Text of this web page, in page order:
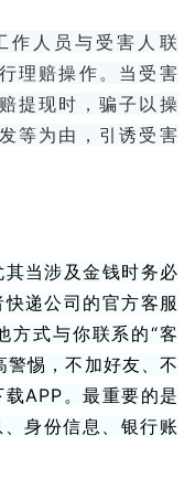
作人员与受害人联
理赔操作。当受害
提现时，骗子以操
等为由，引诱受害
当涉及金钱时务必
递公司的官方客服
方式与你联系的“客
警惕，不加好友、不
APP。最重要的是
身份信息、银行账